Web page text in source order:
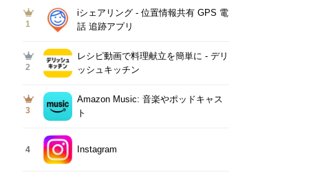
1
iシェアリング - 位置情報共有 GPS 電
話 追跡アプリ
2
レシピ動画で料理献立を簡単‪に - デリ
ッシュキッチン
3
Amazon Music: 音楽やポッドキャス
ト
4 Instagram